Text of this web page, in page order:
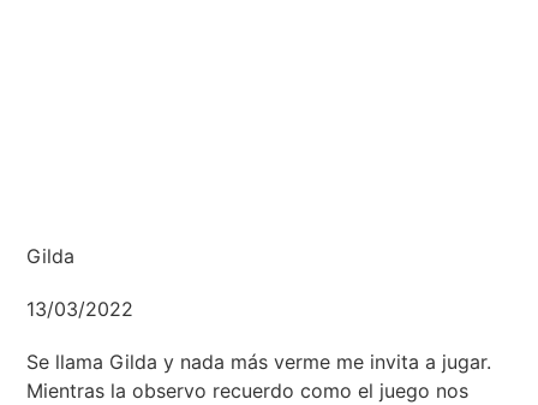
Gilda
13/03/2022
Se llama Gilda y nada más verme me invita a jugar.
Mientras la observo recuerdo como el juego nos